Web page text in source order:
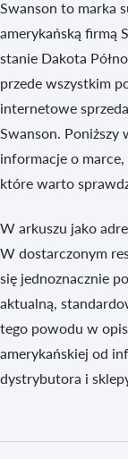
Swanson to marka
amerykańską firmą
stanie Dakota
przede wszystkim
internetowe
Swanson. Poniższy
informacje o
które warto
W arkuszu jako
W dostarczonym
się jednoznacznie
aktualną,
tego powodu w
amerykańskiej od
dystrybutora i